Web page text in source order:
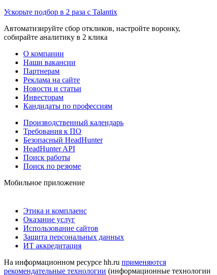
Ускорьте подбор в 2 раза с Talantix
Автоматизируйте сбор откликов, настройте воронку,
собирайте аналитику в 2 клика
О компании
Наши вакансии
Партнерам
Реклама на сайте
Новости и статьи
Инвесторам
Кандидаты по профессиям
Производственный календарь
Требования к ПО
Безопасный HeadHunter
HeadHunter API
Поиск работы
Поиск по резюме
Мобильное приложение
Этика и комплаенс
Оказание услуг
Использование сайтов
Защита персональных данных
ИТ аккредитация
На информационном ресурсе hh.ru применяются
рекомендательные технологии (информационные технологии